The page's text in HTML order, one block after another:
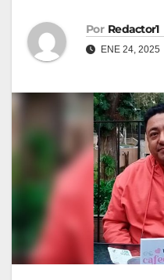
Por Redactor1
ENE 24, 2025